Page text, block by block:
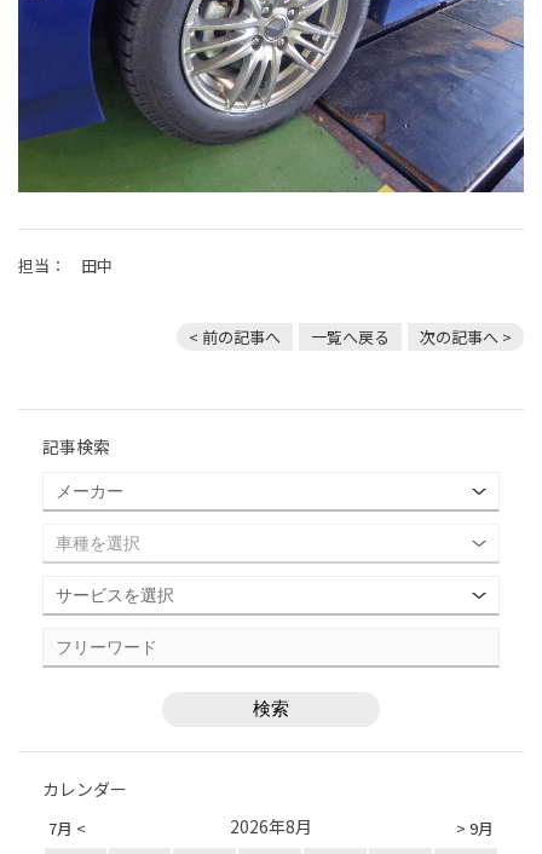
担当： 田中
< 前の記事へ 一覧へ戻る 次の記事へ >
記事検索
カレンダー
7月 < > 9月
2026年8月